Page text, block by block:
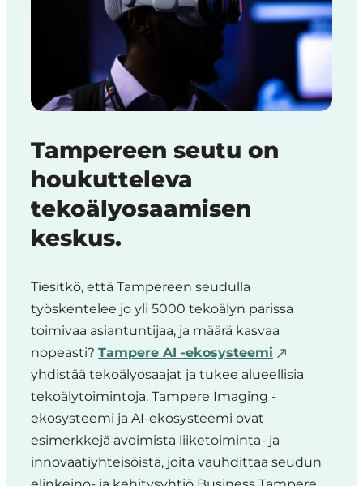
Tampereen seutu on
houkutteleva
tekoälyosaamisen
keskus.
Tiesitkö, että Tampereen seudulla
työskentelee jo yli 5000 tekoälyn parissa
toimivaa asiantuntijaa, ja määrä kasvaa
nopeasti? Tampere AI -ekosysteemi
yhdistää tekoälyosaajat ja tukee alueellisia
tekoälytoimintoja. Tampere Imaging -
ekosysteemi ja AI-ekosysteemi ovat
esimerkkejä avoimista liiketoiminta- ja
innovaatiyhteisöistä, joita vauhdittaa seudun